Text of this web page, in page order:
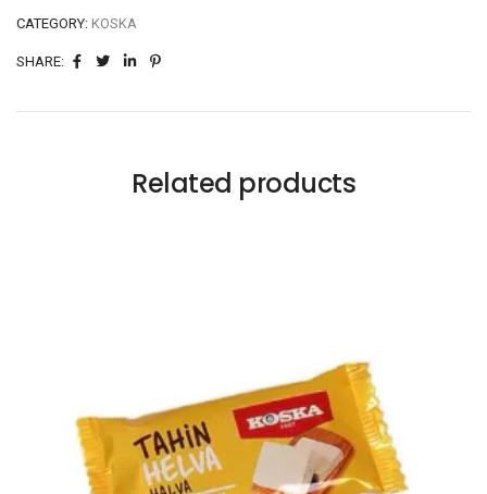
CATEGORY: KOSKA
SHARE:
Related products